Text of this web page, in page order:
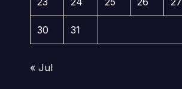
30 31
« Jul